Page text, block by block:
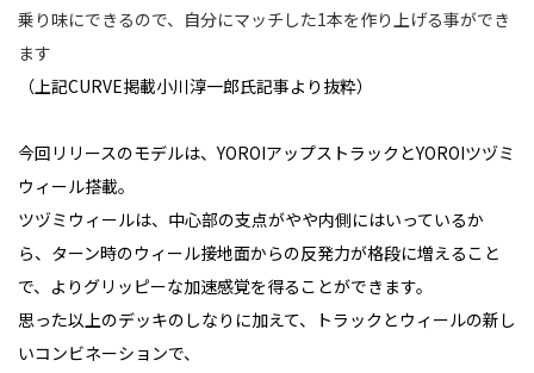
乗り味にできるので、自分にマッチした1本を作り上げる事ができ
ます
（上記CURVE掲載小川淳一郎氏記事より抜粋）
今回リリースのモデルは、YOROIアップストラックとYOROIツヅミ
ウィール搭載。
ツヅミウィールは、中心部の支点がやや内側にはいっているか
ら、ターン時のウィール接地面からの反発力が格段に増えること
で、よりグリッピーな加速感覚を得ることができます。
思った以上のデッキのしなりに加えて、トラックとウィールの新し
いコンビネーションで、